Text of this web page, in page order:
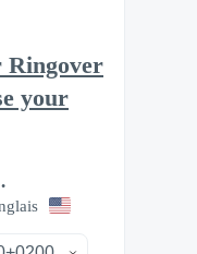
Ringover
your